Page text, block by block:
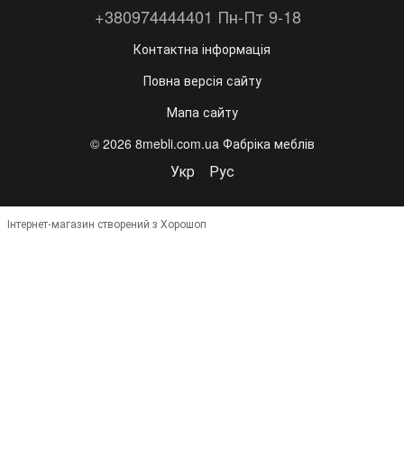
+380974444401 Пн-Пт 9-18
Контактна інформація
Повна версія сайту
Мапа сайту
© 2026 8mebli.com.ua Фабріка меблів
Укр Рус
Інтернет-магазин створений з Хорошоп